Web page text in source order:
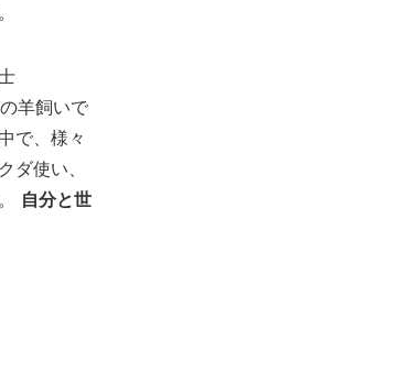
羊飼いで
で、様々
ダ使い、
自分と世